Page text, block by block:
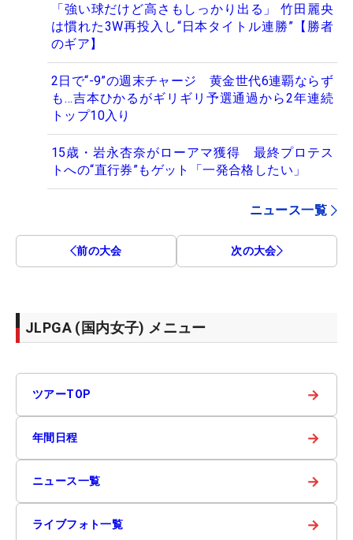
「強い球だけど高さもしっかり出る」 竹田麗央
は慣れた3W再投入し“日本タイトル連勝”【勝者
のギア】
2日で“-9”の週末チャージ 黄金世代6連覇ならず
も…吉本ひかるがギリギリ予選通過から2年連続
トップ10入り
15歳・岩永杏奈がローアマ獲得 最終プロテス
トへの“直行券”もゲット「一発合格したい」
ニュース一覧
前の大会 次の大会
JLPGA (国内女子) メニュー
ツアーTOP →
年間日程 →
ニュース一覧 →
ライブフォト一覧 →